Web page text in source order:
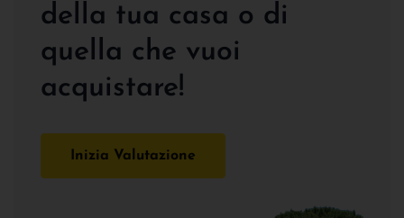
della tua casa o di
quella che vuoi
acquistare!
Inizia Valutazione